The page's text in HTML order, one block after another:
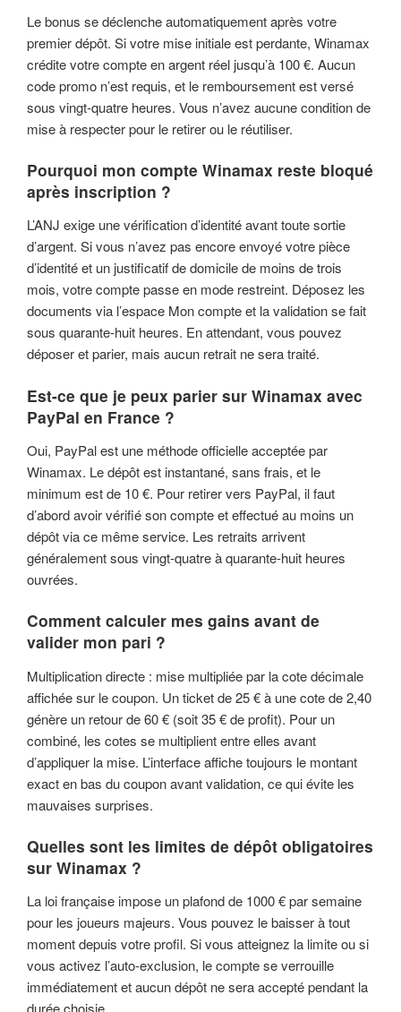
Le bonus se déclenche automatiquement après votre
premier dépôt. Si votre mise initiale est perdante, Winamax
crédite votre compte en argent réel jusqu’à 100 €. Aucun
code promo n’est requis, et le remboursement est versé
sous vingt-quatre heures. Vous n’avez aucune condition de
mise à respecter pour le retirer ou le réutiliser.
Pourquoi mon compte Winamax reste bloqué
après inscription ?
L’ANJ exige une vérification d’identité avant toute sortie
d’argent. Si vous n’avez pas encore envoyé votre pièce
d’identité et un justificatif de domicile de moins de trois
mois, votre compte passe en mode restreint. Déposez les
documents via l’espace Mon compte et la validation se fait
sous quarante-huit heures. En attendant, vous pouvez
déposer et parier, mais aucun retrait ne sera traité.
Est-ce que je peux parier sur Winamax avec
PayPal en France ?
Oui, PayPal est une méthode officielle acceptée par
Winamax. Le dépôt est instantané, sans frais, et le
minimum est de 10 €. Pour retirer vers PayPal, il faut
d’abord avoir vérifié son compte et effectué au moins un
dépôt via ce même service. Les retraits arrivent
généralement sous vingt-quatre à quarante-huit heures
ouvrées.
Comment calculer mes gains avant de
valider mon pari ?
Multiplication directe : mise multipliée par la cote décimale
affichée sur le coupon. Un ticket de 25 € à une cote de 2,40
génère un retour de 60 € (soit 35 € de profit). Pour un
combiné, les cotes se multiplient entre elles avant
d’appliquer la mise. L’interface affiche toujours le montant
exact en bas du coupon avant validation, ce qui évite les
mauvaises surprises.
Quelles sont les limites de dépôt obligatoires
sur Winamax ?
La loi française impose un plafond de 1000 € par semaine
pour les joueurs majeurs. Vous pouvez le baisser à tout
moment depuis votre profil. Si vous atteignez la limite ou si
vous activez l’auto-exclusion, le compte se verrouille
immédiatement et aucun dépôt ne sera accepté pendant la
durée choisie.